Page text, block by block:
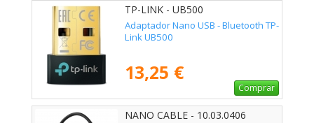
TP-LINK - UB500
Adaptador Nano USB - Bluetooth TP-
Link UB500
13,25 €
Comprar
NANO CABLE - 10.03.0406